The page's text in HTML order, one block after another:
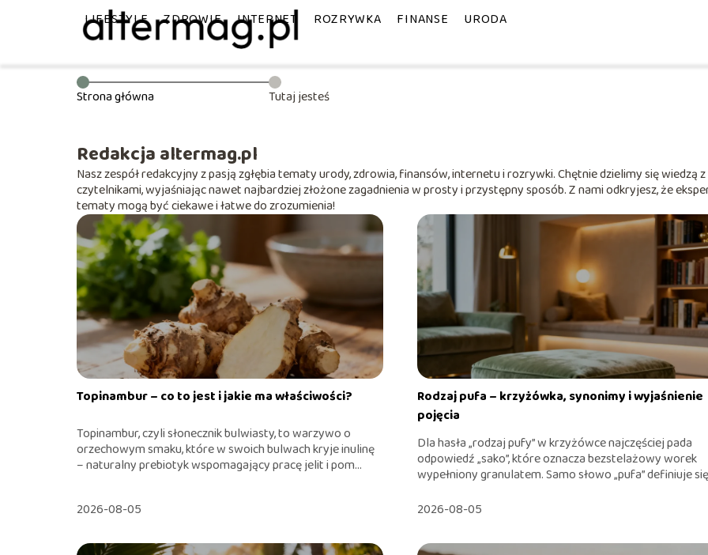
LIFESTYLE ZDROWIE INTERNET ROZRYWKA FINANSE URODA
Strona główna Tutaj jesteś
Redakcja altermag.pl
Nasz zespół redakcyjny z pasją zgłębia tematy urody, zdrowia, finansów, internetu i rozrywki. Chętnie dzielimy się wiedzą
czytelnikami, wyjaśniając nawet najbardziej złożone zagadnienia w prosty i przystępny sposób. Z nami odkryjesz, że
tematy mogą być ciekawe i łatwe do zrozumienia!
Topinambur – co to jest i jakie ma właściwości?
Topinambur, czyli słonecznik bulwiasty, to warzywo o
orzechowym smaku, które w swoich bulwach kryje inulinę
– naturalny prebiotyk wspomagający pracę jelit i pom...
2026-08-05
Rodzaj pufa – krzyżówka, synonimy i wyjaśnienie
pojęcia
Dla hasła „rodzaj pufy” w krzyżówce najczęściej pada
odpowiedź „sako”, które oznacza bezstelażowy worek
wypełniony granulatem. Samo słowo „pufa” definiuje
2026-08-05